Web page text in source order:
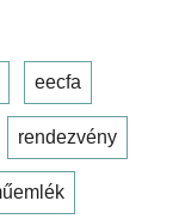
eecfa
rendezvény